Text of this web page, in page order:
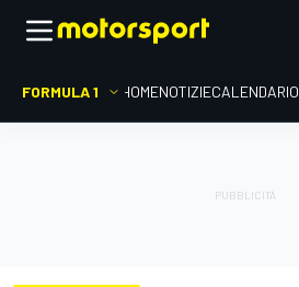
FORMULA 1 HOMENOTIZIECALENDARIO